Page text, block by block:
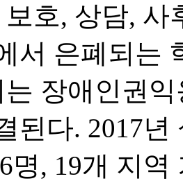
호, 상담,
서 은폐되는
장애인권
된다. 2017
명, 19개 지